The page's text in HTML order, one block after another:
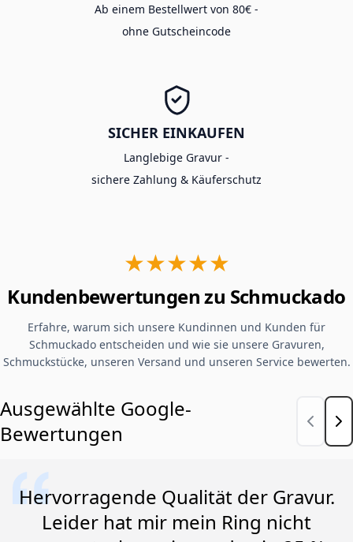
Ab einem Bestellwert von 80€ -
ohne Gutscheincode
SICHER EINKAUFEN
Langlebige Gravur -
sichere Zahlung & Käuferschutz
★★★★★
Kundenbewertungen zu Schmuckado
Erfahre, warum sich unsere Kundinnen und Kunden für
Schmuckado entscheiden und wie sie unsere Gravuren,
Schmuckstücke, unseren Versand und unseren Service bewerten.
Ausgewählte Google-
Bewertungen
Hervorragende Qualität der Gravur.
Leider hat mir mein Ring nicht